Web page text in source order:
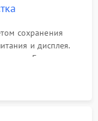
сохранения
и дисплея.
пыли. Бережная